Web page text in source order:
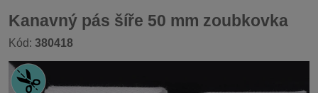
Kanavný pás šíře 50 mm zoubkovka
Kód: 380418